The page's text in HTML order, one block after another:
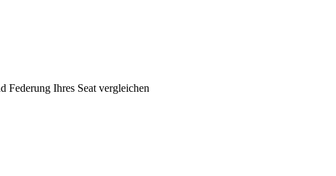
Federung Ihres Seat vergleichen